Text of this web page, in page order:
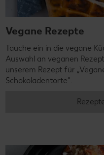
Vegane Rezepte
Tauche ein in die vegane
Auswahl an veganen
unserem Rezept für
Schokoladentorte“.